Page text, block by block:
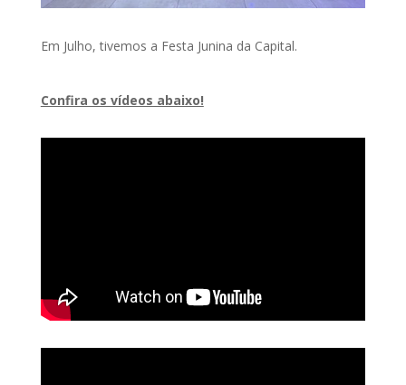
Em Julho, tivemos a Festa Junina da Capital.
Confira os vídeos abaixo!